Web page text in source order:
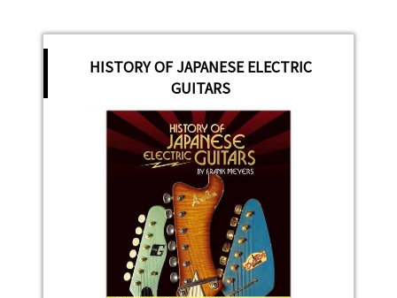
HISTORY OF JAPANESE ELECTRIC
GUITARS